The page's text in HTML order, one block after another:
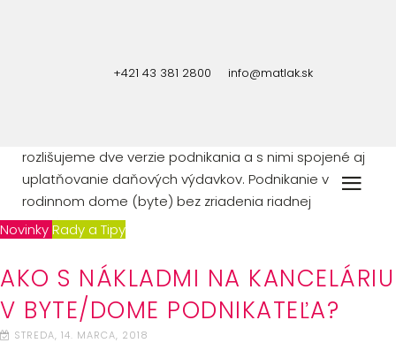
+421 43 381 2800 info@matlak.sk
NovinkyRady a Tipy
AKO S NÁKLADMI NA KANCELÁRIU
V BYTE/DOME PODNIKATEĽA?
STREDA, 14. MARCA, 2018
mnohých podnikateľov samozrejmá a hlavne
rozlišujeme dve verzie podnikania a s nimi spojené aj
uplatňovanie daňových výdavkov. Podnikanie v
rodinnom dome (byte) bez zriadenia riadnej
prevádzky, alebo podnikanie v rodinnom dome so
výhodnejší a čo je potrebné urobiť z hľadiska
legislatívy?
PODNIKANIE V DOME ALEBO BYTE BEZ ZRIADENIA
PREVÁDZKY